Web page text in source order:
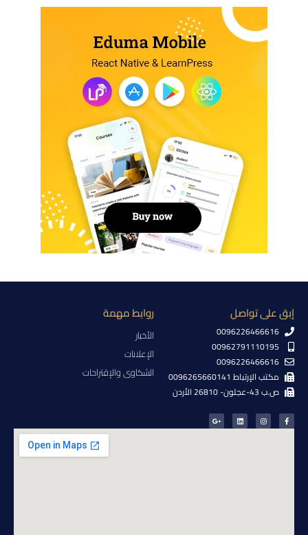
إبق على تواصل
0096226466616
00962791110195
0096226466616
مكتب الإرتباط 0096265660141
ص.ب 43-عجلون- 26810 الأردن
روابط مهمة
الأخبار
الإعلانات
الشكاوى والإقتراحات